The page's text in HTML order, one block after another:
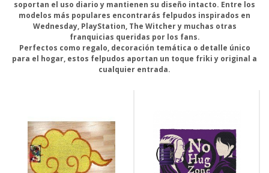
soportan el uso diario y mantienen su diseño intacto. Entre los
modelos más populares encontrarás felpudos inspirados en
Wednesday, PlayStation, The Witcher y muchas otras
franquicias queridas por los fans.
Perfectos como regalo, decoración temática o detalle único
para el hogar, estos felpudos aportan un toque friki y original a
cualquier entrada.